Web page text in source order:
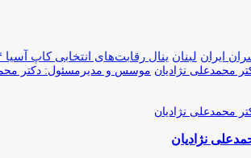
ایران لبنان ینال رقابت‌های انتخابی کاپ آسیا ۲۰۲۴
موسس و مدیرمسئول: دکتر
نژادیان